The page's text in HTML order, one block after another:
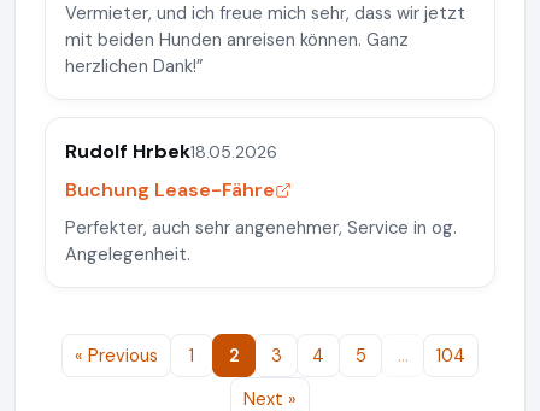
Vermieter, und ich freue mich sehr, dass wir jetzt
mit beiden Hunden anreisen können. Ganz
herzlichen Dank!”
Rudolf Hrbek18.05.2026
Buchung Lease-Fähre
Perfekter, auch sehr angenehmer, Service in og.
Angelegenheit.
« Previous 1 2 3 4 5 …
104
Next »